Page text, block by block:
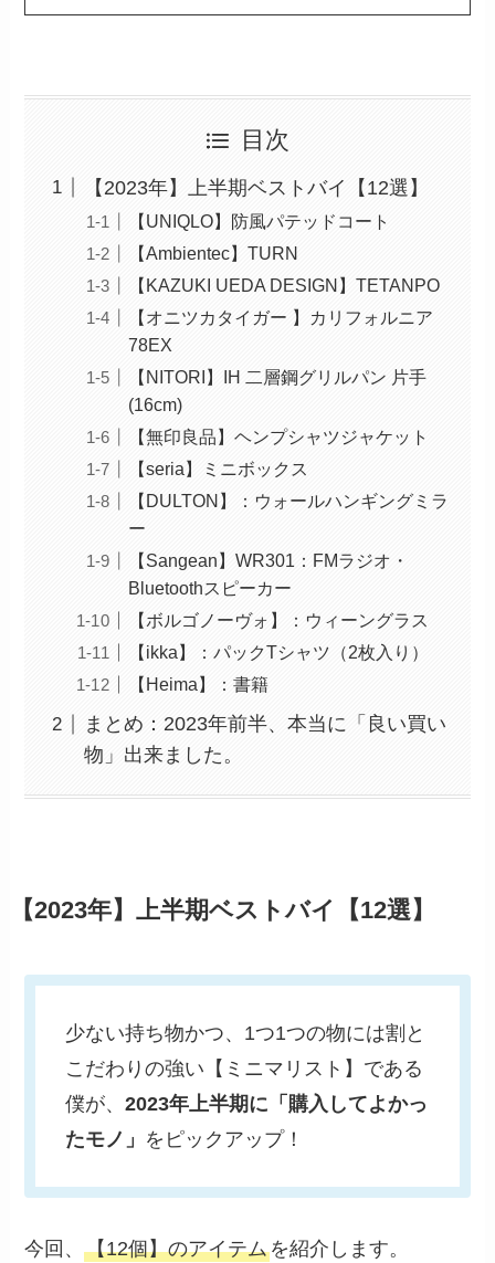
目次
【2023年】上半期ベストバイ【12選】
【UNIQLO】防風パテッドコート
【Ambientec】TURN
【KAZUKI UEDA DESIGN】TETANPO
【オニツカタイガー 】カリフォルニア
78EX
【NITORI】IH 二層鋼グリルパン 片手
(16cm)
【無印良品】ヘンプシャツジャケット
【seria】ミニボックス
【DULTON】：ウォールハンギングミラ
ー
【Sangean】WR301：FMラジオ・
Bluetoothスピーカー
【ボルゴノーヴォ】：ウィーングラス
【ikka】：パックTシャツ（2枚入り）
【Heima】：書籍
まとめ：2023年前半、本当に「良い買い
物」出来ました。
【2023年】上半期ベストバイ【12選】
少ない持ち物かつ、1つ1つの物には割と
こだわりの強い【ミニマリスト】である
僕が、2023年上半期に「購入してよかっ
たモノ」 をピックアップ！
今回、【12個】のアイテムを紹介します。